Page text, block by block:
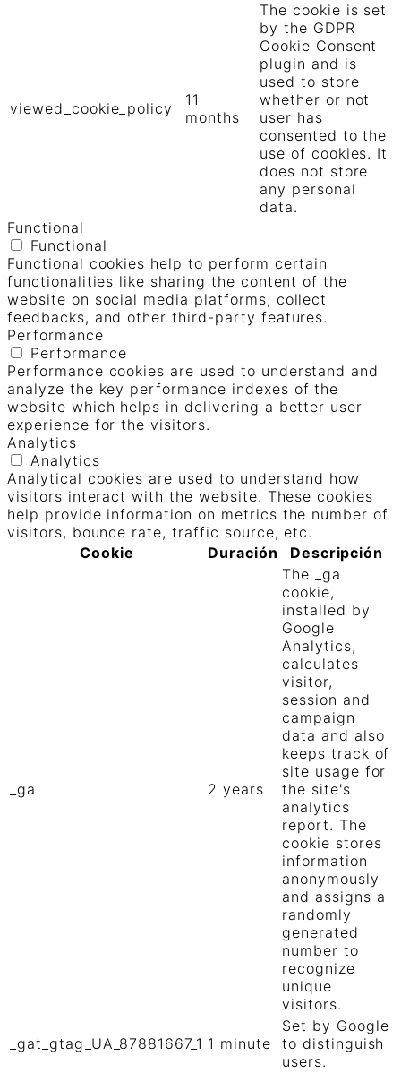
viewed_cookie_policy
11
months
The cookie is set
by the GDPR
Cookie Consent
plugin and is
used to store
whether or not
user has
consented to the
use of cookies. It
does not store
any personal
data.
Functional
Functional
Functional cookies help to perform certain
functionalities like sharing the content of the
website on social media platforms, collect
feedbacks, and other third-party features.
Performance
Performance
Performance cookies are used to understand and
analyze the key performance indexes of the
website which helps in delivering a better user
experience for the visitors.
Analytics
Analytics
Analytical cookies are used to understand how
visitors interact with the website. These cookies
help provide information on metrics the number of
visitors, bounce rate, traffic source, etc.
Cookie
Duración Descripción
_ga 2 years
The _ga
cookie,
installed by
Google
Analytics,
calculates
visitor,
session and
campaign
data and also
keeps track of
site usage for
the site's
analytics
report. The
cookie stores
information
anonymously
and assigns a
randomly
generated
number to
recognize
unique
visitors.
_gat_gtag_UA_87881667_1 1 minute
Set by Google
to distinguish
users.